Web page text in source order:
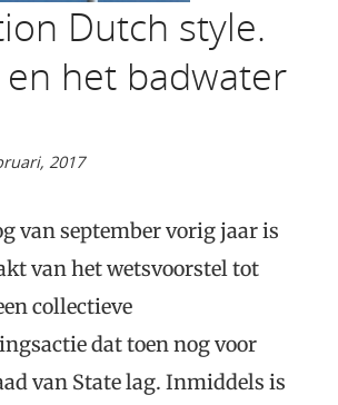
Dutch style.
het badwater
2017
van september vorig jaar is
van het wetsvoorstel tot
collectieve
dat toen nog voor
van State lag. Inmiddels is